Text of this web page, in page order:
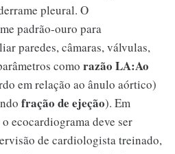
pleural. O
padrão-ouro para
paredes, câmaras, válvulas,
como razão LA:Ao
em relação ao ânulo aórtico)
fração de ejeção). Em
ecocardiograma deve ser
de cardiologista treinado,